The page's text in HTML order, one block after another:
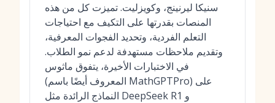
سنيكا ليرنينج، وكويزليت. تميزت كل من هذه
المنصات بقدرتها على التكيف مع احتياجات
التعلم الفردية، وتحديد الفجوات المعرفية،
وتقديم ملاحظات مستهدفة لدعم نمو الطلاب.
في الاختبارات الأخيرة، يتفوق ماثوس
(المعروف أيضًا باسم MathGPTPro) على
النماذج الرائدة مثل DeepSeek R1 و